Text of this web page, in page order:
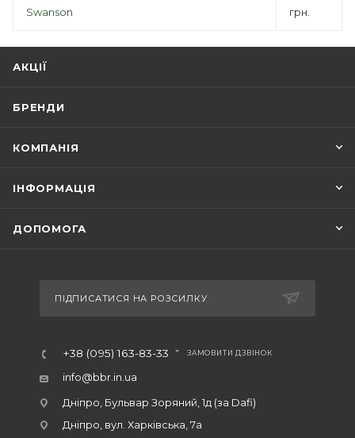
Swanson
грн.
АКЦІЇ
БРЕНДИ
КОМПАНІЯ
ІНФОРМАЦІЯ
ДОПОМОГА
ПІДПИСАТИСЯ НА РОЗСИЛКУ
+38 (095) 163-83-33 ЗАМОВИТИ ДЗВІНОК
info@bbr.in.ua
Дніпро, Бульвар Зоряний, 1д (за Dafi)
Дніпро, вул. Харківська, 7а